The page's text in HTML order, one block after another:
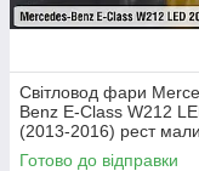
Світловод фари
Benz E-Class W212
(2013-2016) рест
внутрішній правий
Готово до відправки